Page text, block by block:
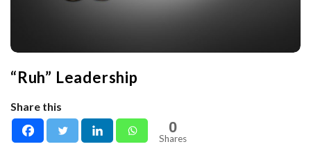
“Ruh” Leadership
Share this
0
Shares